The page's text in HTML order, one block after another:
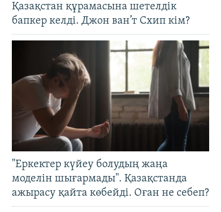
Қазақстан құрамасына шетелдік
бапкер келді. Джон ван’т Схип кім?
"Еркектер күйеу болудың жаңа
моделін шығармады". Қазақстанда
ажырасу қайта көбейді. Оған не себеп?